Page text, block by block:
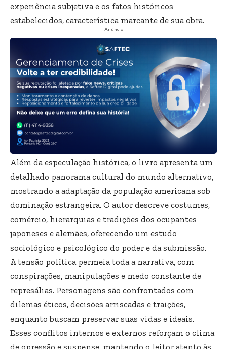
experiência subjetiva e os fatos históricos
estabelecidos, característica marcante de sua obra.
- Anúncio -
Além da especulação histórica, o livro apresenta um
detalhado panorama cultural do mundo alternativo,
mostrando a adaptação da população americana sob
dominação estrangeira. O autor descreve costumes,
comércio, hierarquias e tradições dos ocupantes
japoneses e alemães, oferecendo um estudo
sociológico e psicológico do poder e da submissão.
A tensão política permeia toda a narrativa, com
conspirações, manipulações e medo constante de
represálias. Personagens são confrontados com
dilemas éticos, decisões arriscadas e traições,
enquanto buscam preservar suas vidas e ideais.
Esses conflitos internos e externos reforçam o clima